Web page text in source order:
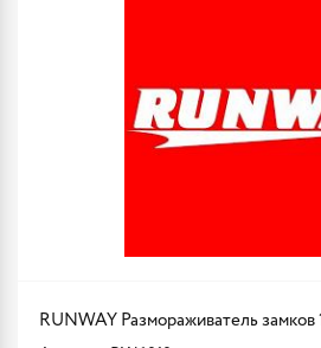
RUNWAY Размораживатель замков